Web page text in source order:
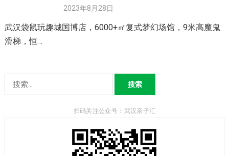
2023年8月28日
武汉袋鼠玩趣城国博店，6000+㎡复式梦幻场馆，9米高魔鬼
滑梯，恒…
索：
扫码关注公众号：武汉亲子汇